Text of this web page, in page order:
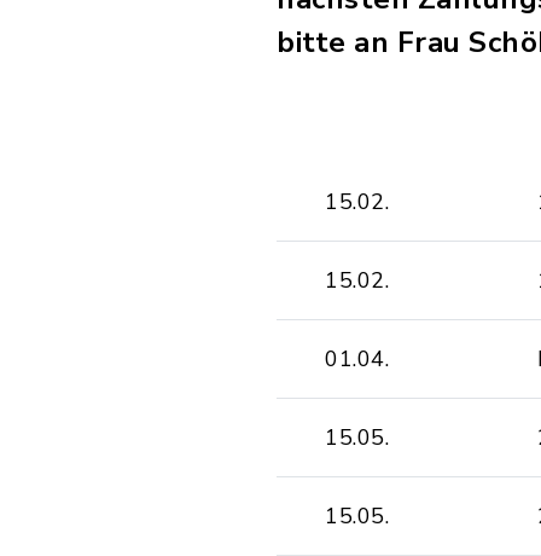
bitte an Frau
15.02.
15.02.
01.04.
15.05.
15.05.